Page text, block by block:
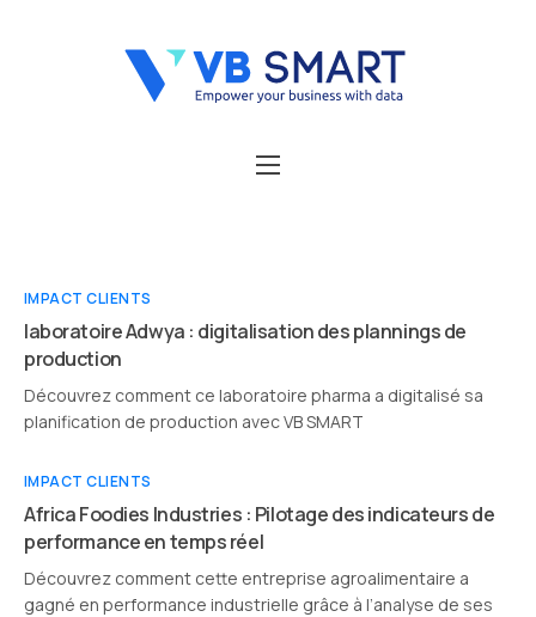
Success Stories
IMPACT CLIENTS
laboratoire Adwya : digitalisation des plannings de
production
Découvrez comment ce laboratoire pharma a digitalisé sa
planification de production avec VB SMART
IMPACT CLIENTS
Africa Foodies Industries : Pilotage des indicateurs de
performance en temps réel
Découvrez comment cette entreprise agroalimentaire a
gagné en performance industrielle grâce à l’analyse de ses